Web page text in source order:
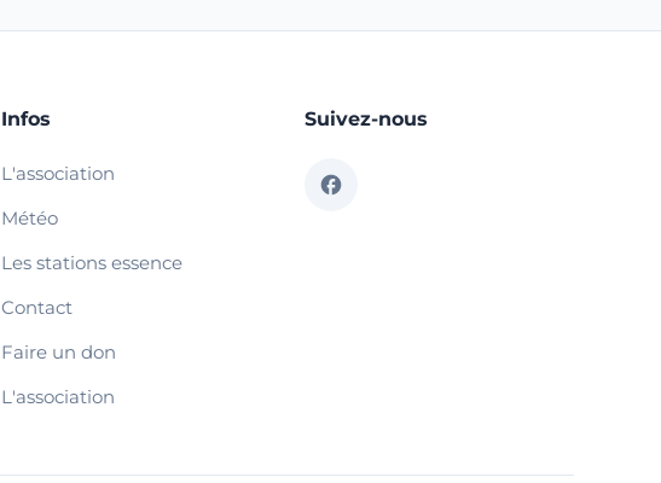
Infos
L'association
Météo
Les stations essence
Contact
Faire un don
L'association
Suivez-nous